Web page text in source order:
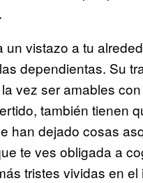
vistazo a tu
dependientas. Su
vez ser amables
también tienen
han dejado cosas
te ves obligada a
tristes vividas en el